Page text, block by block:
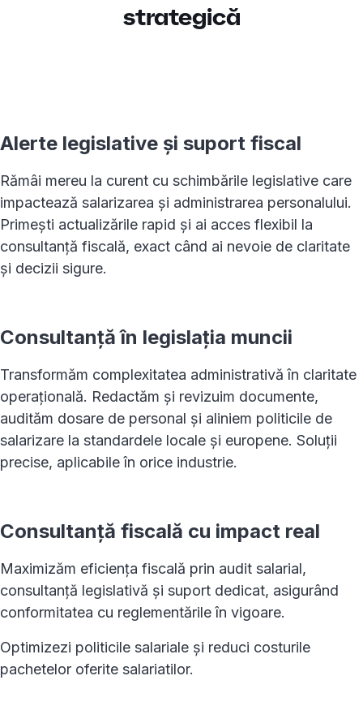
strategică
Alerte legislative și suport fiscal
Rămâi mereu la curent cu schimbările legislative care
impactează salarizarea și administrarea personalului.
Primești actualizările rapid și ai acces flexibil la
consultanță fiscală, exact când ai nevoie de claritate
și decizii sigure.
Consultanță în legislația muncii
Transformăm complexitatea administrativă în claritate
operațională. Redactăm și revizuim documente,
audităm dosare de personal și aliniem politicile de
salarizare la standardele locale și europene. Soluții
precise, aplicabile în orice industrie.
Consultanță fiscală cu impact real
Maximizăm eficiența fiscală prin audit salarial,
consultanță legislativă și suport dedicat, asigurând
conformitatea cu reglementările în vigoare.
Optimizezi politicile salariale și reduci costurile
pachetelor oferite salariatilor.